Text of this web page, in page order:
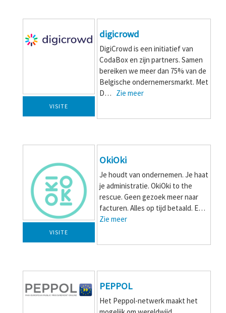
VISITE
digicrowd
DigiCrowd is een initiatief van
CodaBox en zijn partners. Samen
bereiken we meer dan 75% van de
Belgische ondernemersmarkt. Met
D… Zie meer
VISITE
OkiOki
Je houdt van ondernemen. Je haat
je administratie. OkiOki to the
rescue. Geen gezoek meer naar
facturen. Alles op tijd betaald. E…
Zie meer
PEPPOL
Het Peppol-netwerk maakt het